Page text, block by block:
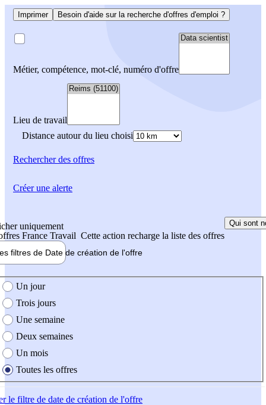
Imprimer Besoin d'aide sur la recherche d'offres d'emploi ?
Métier, compétence, mot-clé, numéro d'offre
Lieu de travail
Distance autour du lieu choisi
Rechercherdes offres
uniquement
France Travail Cette action recharge la liste des offres
Qui sont
filtres de Date de création de l'offre
création de l'offre
Un jour
Trois jours
Une semaine
Deux semaines
Un mois
Toutes les offres
le filtre de date de création de l'offre
Créer une alerte